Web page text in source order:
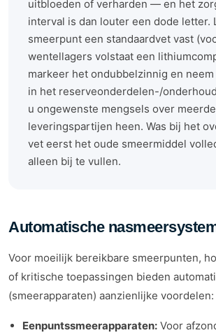
uitbloeden of verharden — en het
interval is dan louter een dode letter.
smeerpunt een standaardvet vast
wentellagers volstaat een
markeer het ondubbelzinnig en
in het reserveonderdelen-/
u ongewenste mengsels over
leveringspartijen heen. Was bij het
vet eerst het oude smeermiddel
alleen bij te vullen.
Automatische
Voor moeilijk bereikbare smeerpunten,
of kritische toepassingen bieden
(smeerapparaten) aanzienlijke voordelen:
Eenpuntssmeerapparaten: Voor